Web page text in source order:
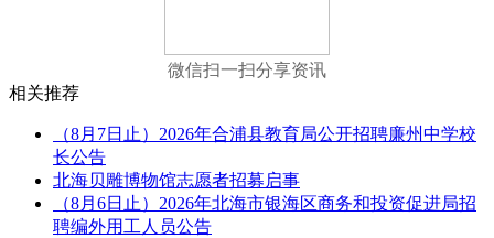
微信扫一扫分享资讯
相关推荐
（8月7日止）2026年合浦县教育局公开招聘廉州中学校
长公告
北海贝雕博物馆志愿者招募启事
（8月6日止）2026年北海市银海区商务和投资促进局招
聘编外用工人员公告